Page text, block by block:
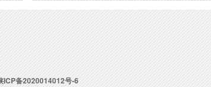
ICP备2020014012号-6